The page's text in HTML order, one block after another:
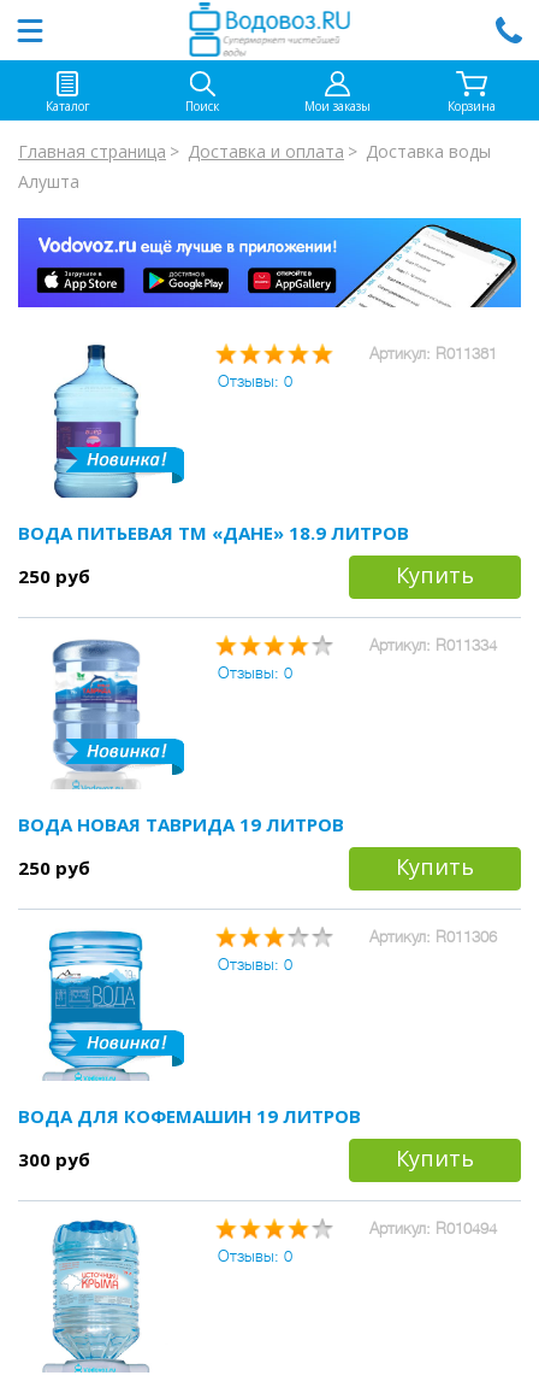
Каталог Поиск Мои заказы Корзина
Главная страница Доставка и оплата
Доставка воды
Алушта
Артикул: R011381
Отзывы: 0
ВОДА ПИТЬЕВАЯ ТМ «ДАНЕ» 18.9 ЛИТРОВ
250 руб
Купить
Артикул: R011334
Отзывы: 0
ВОДА НОВАЯ ТАВРИДА 19 ЛИТРОВ
250 руб
Купить
Артикул: R011306
Отзывы: 0
ВОДА ДЛЯ КОФЕМАШИН 19 ЛИТРОВ
300 руб
Купить
Артикул: R010494
Отзывы: 0